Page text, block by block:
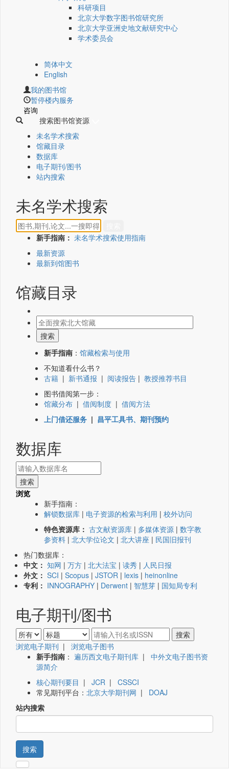
科研项目
北京大学数字图书馆研究所
北京大学亚洲史地文献研究中心
学术委员会
简体中文
English
我的图书馆
暂停楼内服务
咨询
搜索图书馆资源
未名学术搜索
馆藏目录
数据库
电子期刊/图书
站内搜索
未名学术搜索
新手指南： 未名学术搜索使用指南
最新资源
最新到馆图书
馆藏目录
新手指南 ： 馆藏检索与使用
不知道看什么书？
古籍 | 新书通报 | 阅读报告 | 教授推荐书目
图书借阅第一步：
馆藏分布 | 借阅制度 | 借阅方法
上门借还服务 | 昌平工具书、期刊预约
数据库
浏览
新手指南：
解锁数据库 | 电子资源的检索与利用 | 校外访问
特色资源库： 古文献资源库 | 多媒体资源 | 数字教
参资料 | 北大学位论文 | 北大讲座 | 民国旧报刊
热门数据库：
中文： 知网 | 万方 | 北大法宝 | 读秀 | 人民日报
外文： SCI | Scopus | JSTOR | lexis | heinonline
专利： INNOGRAPHY | Derwent | 智慧芽 | 国知局专利
电子期刊/图书
浏览电子期刊 | 浏览电子图书
新手指南 ： 遍历西文电子期刊库 | 中外文电子图书资
源简介
核心期刊要目 | JCR | CSSCI
常见期刊平台： 北京大学期刊网 | DOAJ
站内搜索
搜索